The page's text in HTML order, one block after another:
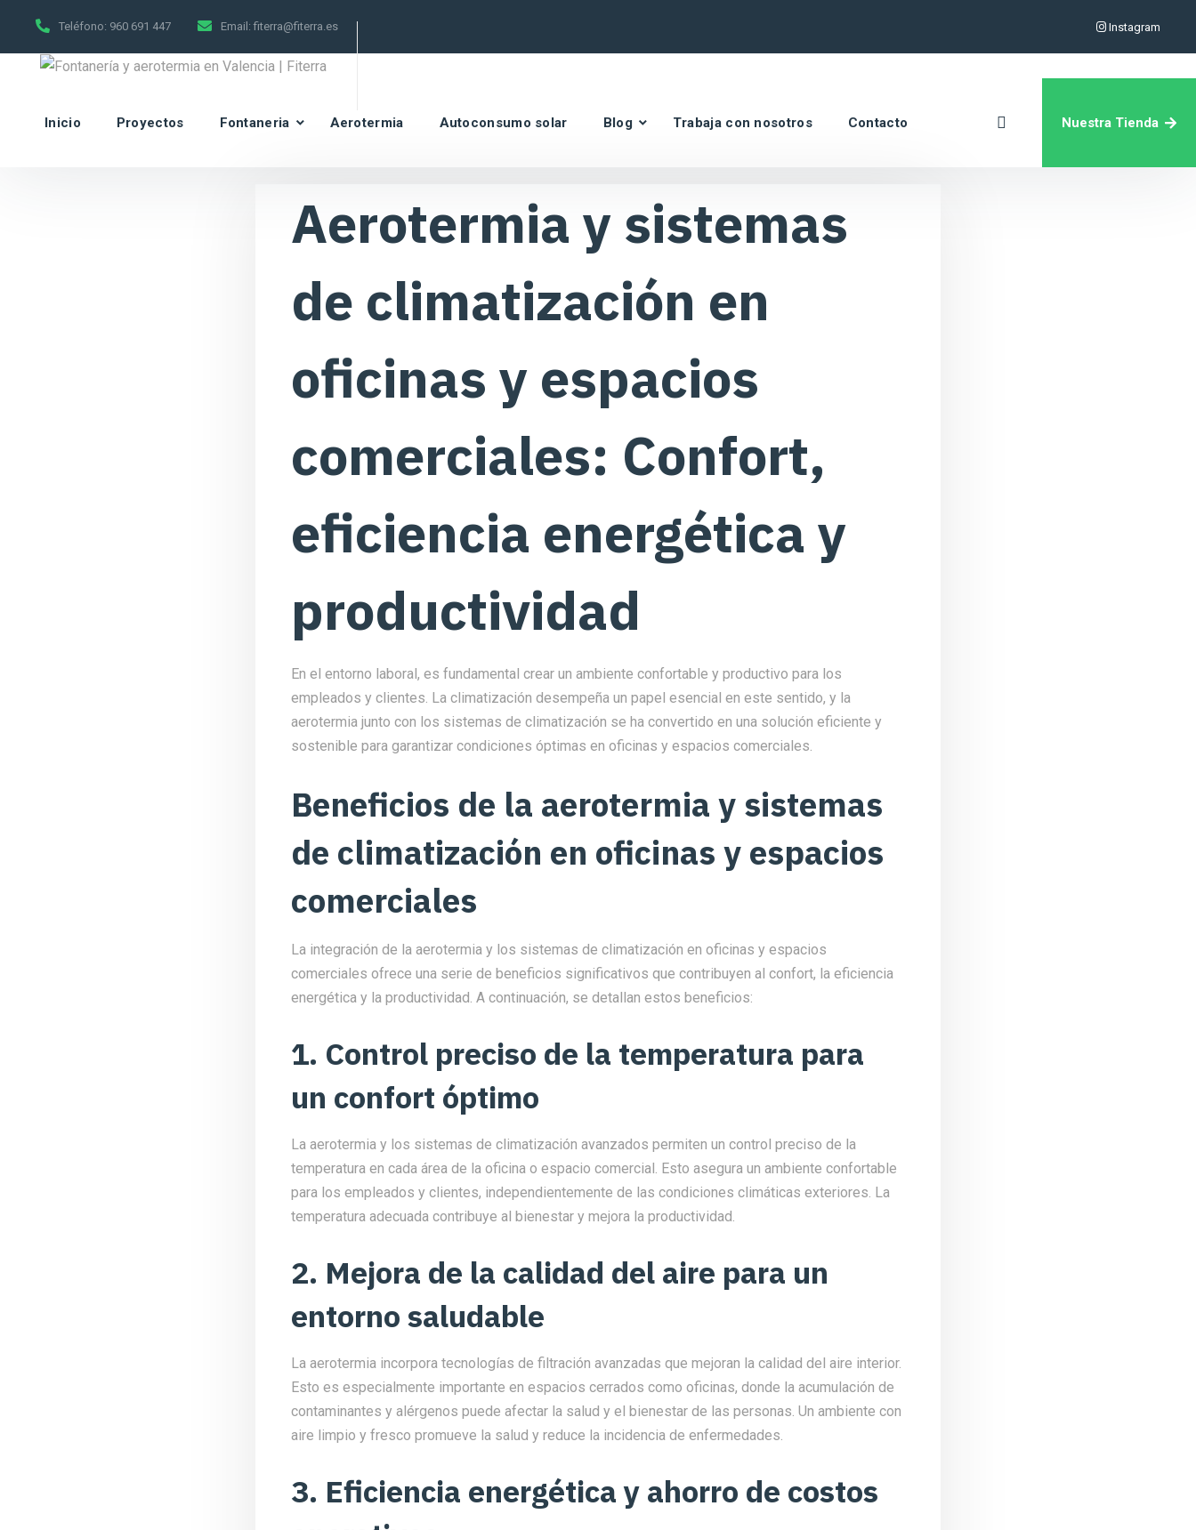
Teléfono: 960 691 447 Email: fiterra@fiterra.es Instagram
Inicio Proyectos Fontaneria Aerotermia Autoconsumo solar Blog Trabaja con nosotros Contacto Nuestra Tienda
Aerotermia y sistemas
de climatización en
oficinas y espacios
comerciales: Confort,
eficiencia energética y
productividad
En el entorno laboral, es fundamental crear un ambiente confortable y productivo para los
empleados y clientes. La climatización desempeña un papel esencial en este sentido, y la
aerotermia junto con los sistemas de climatización se ha convertido en una solución eficiente y
sostenible para garantizar condiciones óptimas en oficinas y espacios comerciales.
Beneficios de la aerotermia y sistemas
de climatización en oficinas y espacios
comerciales
La integración de la aerotermia y los sistemas de climatización en oficinas y espacios
comerciales ofrece una serie de beneficios significativos que contribuyen al confort, la eficiencia
energética y la productividad. A continuación, se detallan estos beneficios:
1. Control preciso de la temperatura para
un confort óptimo
La aerotermia y los sistemas de climatización avanzados permiten un control preciso de la
temperatura en cada área de la oficina o espacio comercial. Esto asegura un ambiente confortable
para los empleados y clientes, independientemente de las condiciones climáticas exteriores. La
temperatura adecuada contribuye al bienestar y mejora la productividad.
2. Mejora de la calidad del aire para un
entorno saludable
La aerotermia incorpora tecnologías de filtración avanzadas que mejoran la calidad del aire interior.
Esto es especialmente importante en espacios cerrados como oficinas, donde la acumulación de
contaminantes y alérgenos puede afectar la salud y el bienestar de las personas. Un ambiente con
aire limpio y fresco promueve la salud y reduce la incidencia de enfermedades.
3. Eficiencia energética y ahorro de costos